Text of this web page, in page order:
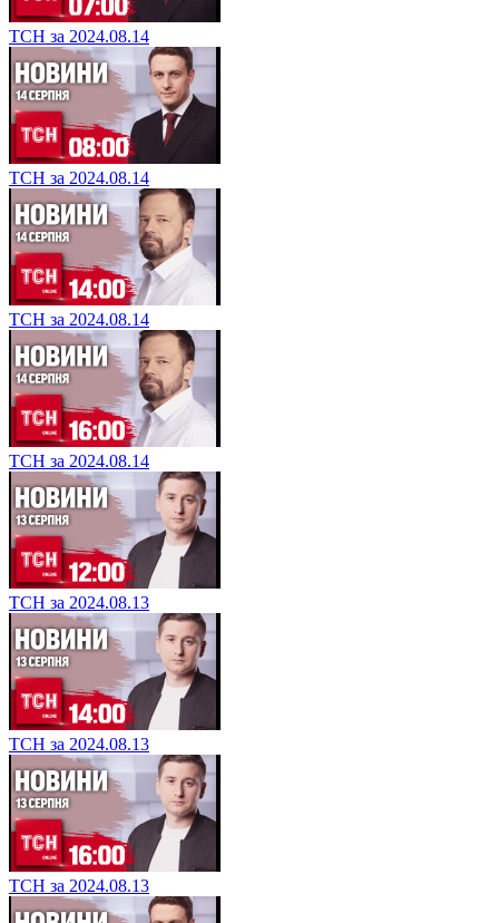
ТСН за 2024.08.14
ТСН за 2024.08.14
ТСН за 2024.08.14
ТСН за 2024.08.14
ТСН за 2024.08.13
ТСН за 2024.08.13
ТСН за 2024.08.13